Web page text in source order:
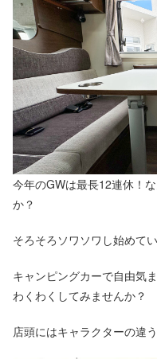
今年のGWは最長12連休！
か？
そろそろソワソワし始めて
キャンピングカーで自由気
わくわくしてみませんか？
店頭にはキャラクターの違